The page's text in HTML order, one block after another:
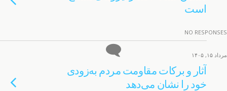
است
NO RESPONSES
مرداد ۱۵, ۱۴۰۵
آثار و برکات مقاومت مردم به‌زودی
خود را نشان می‌دهد